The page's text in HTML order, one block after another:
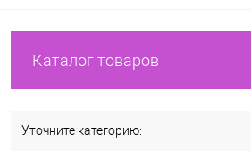
Каталог товаров
Уточните категорию: